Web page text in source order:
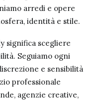
arredi e opere
identità e stile.
significa scegliere
Seguiamo ogni
e sensibilità
professionale
agenzie creative,